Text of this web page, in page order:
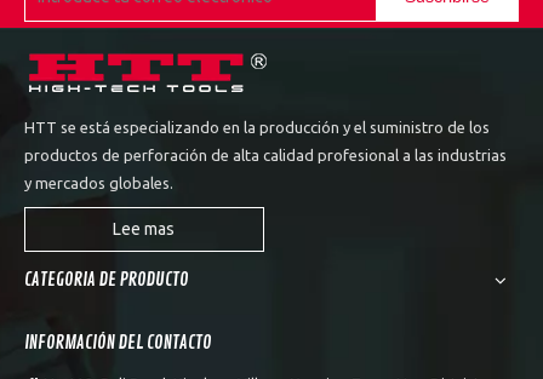
HTT se está especializando en la producción y el suministro de los
productos de perforación de alta calidad profesional a las industrias
y mercados globales.
Lee mas
CATEGORIA DE PRODUCTO
INFORMACIÓN DEL CONTACTO